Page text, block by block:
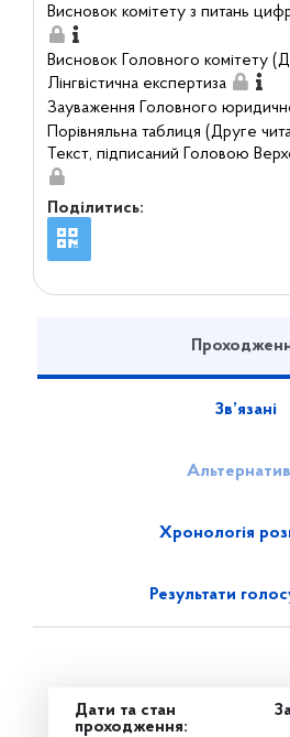
Висновок комітету з питань
Висновок Головного комітету
Лінгвістична експертиза
Зауваження Головного
Порівняльна таблиця (Друге
Текст, підписаний Головою
Поділитись:
Зв’язані
Хронологія
Результати
Дати та стан
проходження: